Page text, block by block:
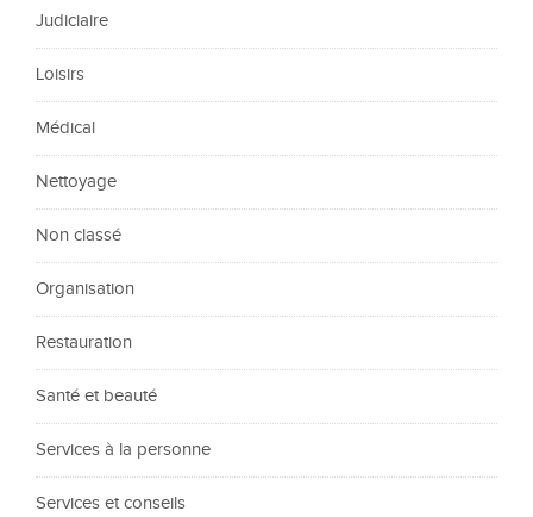
Judiciaire
Loisirs
Médical
Nettoyage
Non classé
Organisation
Restauration
Santé et beauté
Services à la personne
Services et conseils